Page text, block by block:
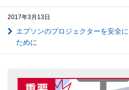
2017年3月13日
エプソンのプロジェクターを安全
ために